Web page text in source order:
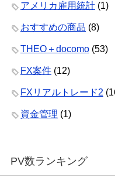
アメリカ雇用統計 (1)
おすすめの商品 (8)
THEO＋docomo (53)
FX案件 (12)
FXリアルトレード2
資金管理 (1)
PV数ランキング